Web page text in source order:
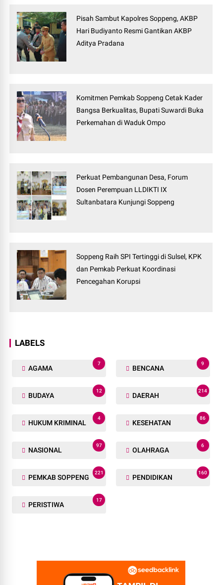
Pisah Sambut Kapolres Soppeng, AKBP
Hari Budiyanto Resmi Gantikan AKBP
Aditya Pradana
Komitmen Pemkab Soppeng Cetak Kader
Bangsa Berkualitas, Bupati Suwardi Buka
Perkemahan di Waduk Ompo
Perkuat Pembangunan Desa, Forum
Dosen Perempuan LLDIKTI IX
Sultanbatara Kunjungi Soppeng
Soppeng Raih SPI Tertinggi di Sulsel, KPK
dan Pemkab Perkuat Koordinasi
Pencegahan Korupsi
LABELS
AGAMA
7
BENCANA
9
BUDAYA
12
DAERAH
214
HUKUM KRIMINAL
4
KESEHATAN
86
NASIONAL
97
OLAHRAGA
6
PEMKAB SOPPENG
221
PENDIDIKAN
160
PERISTIWA
17